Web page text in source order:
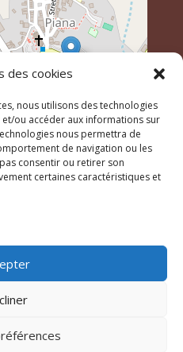
des cookies
nous utilisons des technologies
ou accéder aux informations sur
nous permettra de
de navigation ou les
consentir ou retirer son
certaines caractéristiques et
, \r\n©OpenStreetMapcontributeurs